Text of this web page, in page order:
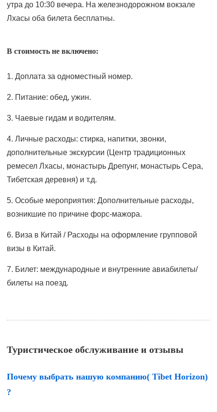
утра до 10:30 вечера. На железнодорожном вокзале
Лхасы оба билета бесплатны.
В стоимость не включено:
1. Доплата за одноместный номер.
2. Питание: обед, ужин.
3. Чаевые гидам и водителям.
4. Личные расходы: стирка, напитки, звонки,
дополнительные экскурсии (Центр традиционных
ремесел Лхасы, монастырь Дрепунг, монастырь Сера,
Тибетская деревня) и т.д.
5. Особые мероприятия: Дополнительные расходы,
возникшие по причине форс-мажора.
6. Виза в Китай / Расходы на оформление групповой
визы в Китай.
7. Билет: международные и внутренние авиабилеты/
билеты на поезд.
Туристическое обслуживание и отзывы
Почему выбрать нашую компанию( Tibet Horizon)
?